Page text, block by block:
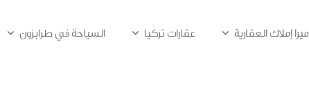
ميرا إملاك العقارية عقارات تركيا السياحة في طرابزون